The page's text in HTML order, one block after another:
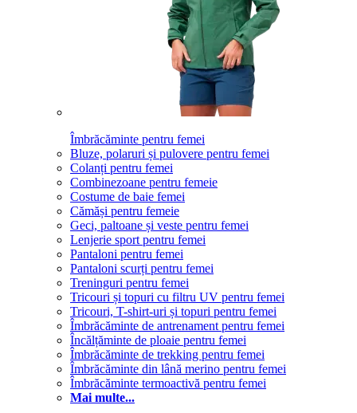
Îmbrăcăminte pentru femei
Bluze, polaruri și pulovere pentru femei
Colanți pentru femei
Combinezoane pentru femeie
Costume de baie femei
Cămăși pentru femeie
Geci, paltoane și veste pentru femei
Lenjerie sport pentru femei
Pantaloni pentru femei
Pantaloni scurți pentru femei
Treninguri pentru femei
Tricouri și topuri cu filtru UV pentru femei
Tricouri, T-shirt-uri și topuri pentru femei
Îmbrăcăminte de antrenament pentru femei
Încălțăminte de ploaie pentru femei
Îmbrăcăminte de trekking pentru femei
Îmbrăcăminte din lână merino pentru femei
Îmbrăcăminte termoactivă pentru femei
Mai multe...